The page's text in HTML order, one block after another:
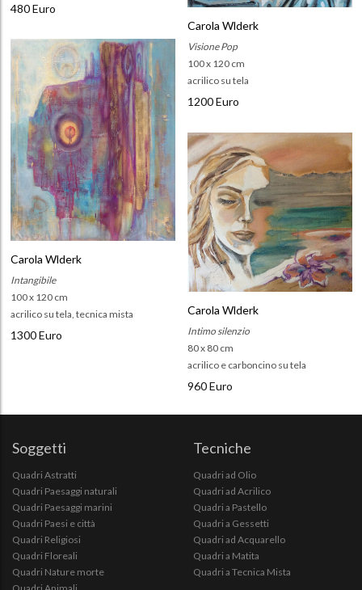
480 Euro
Carola Wlderk
Visione Pop
100 x 120 cm
acrilico su tela
1200 Euro
Carola Wlderk
Intangibile
100 x 120 cm
acrilico su tela, tecnica mista
1300 Euro
Carola Wlderk
Intimo silenzio
80 x 80 cm
acrilico e carboncino su tela
960 Euro
Soggetti
Quadri Astratti
Quadri Paesaggi naturali
Quadri Paesaggi marini
Quadri Paesi e città
Quadri Religiosi
Quadri Floreali
Quadri Nature morte
Tecniche
Quadri ad Olio
Quadri ad Acrilico
Quadri a Pastello
Quadri a Gessetti
Quadri ad Acquarello
Quadri a Matita
Quadri a Tecnica Mista